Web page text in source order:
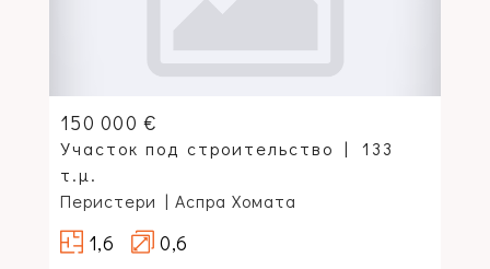
150 000 €
Участок под строительство
133
τ.μ.
Перистери | Аспра Хомата
1,6 0,6